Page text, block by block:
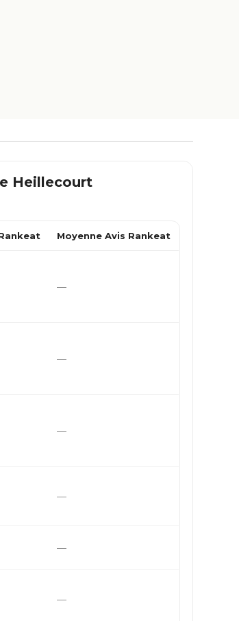
Heillecourt
Moyenne Avis Rankeat
—
—
—
—
—
—